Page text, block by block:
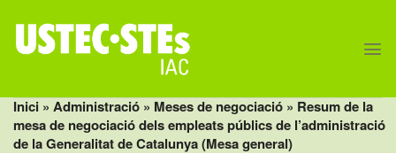
content
Inici » Administració » Meses de negociació » Resum de la
mesa de negociació dels empleats públics de l’administració
de la Generalitat de Catalunya (Mesa general)